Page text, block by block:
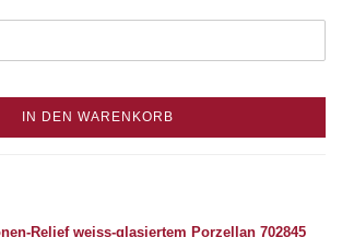
IN DEN WARENKORB